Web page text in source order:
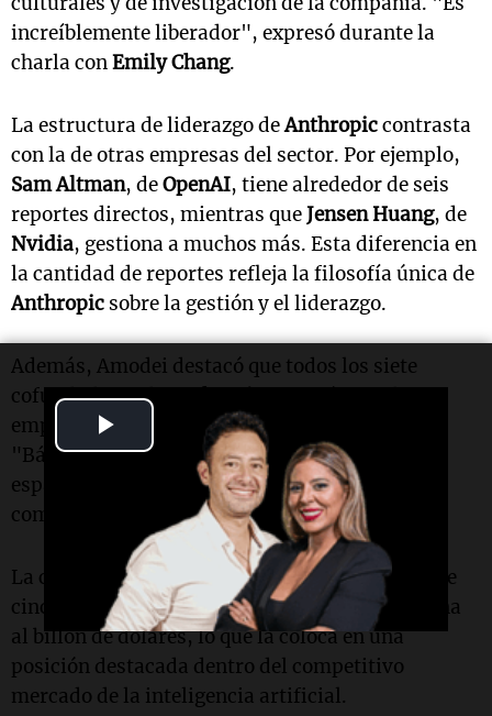
Video
increíblemente liberador", expresó durante la
charla conEmily Chang.
La estructura de liderazgo deAnthropiccontrasta
con la de otras empresas del sector. Por ejemplo,
Sam Altman, deOpenAI, tiene alrededor de seis
reportes directos, mientras queJensen Huang, de
Nvidia, gestiona a muchos más. Esta diferencia en
la cantidad de reportes refleja la filosofía única de
Anthropic sobre la gestión y el liderazgo.
Además, Amodei destacó que todos los siete
cofundadores de
empresa, un hecho poco común en el sector.
"Básicamente somos la única compañía en el
espacio que puede hacer esa afirmación",
comentó.
La compañía, que fue fundada hace poco más de
cinco años, ha alcanzado una valoración cercana
al billón de dólares, lo que la coloca en una
posición destacada dentro del competitivo
mercado de la inteligencia artificial.